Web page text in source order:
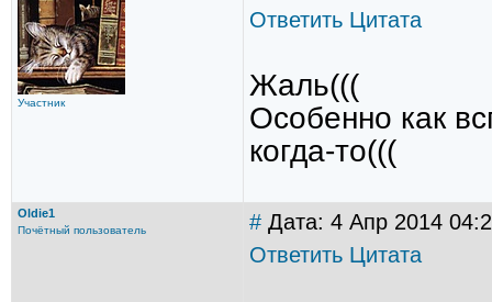
Участник
Ответить Цитата
Жаль(((
Особенно как
когда-то(((
Oldie1
Почётный пользователь # Дата: 4 Апр 2014
Ответить Цитата